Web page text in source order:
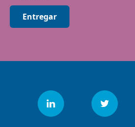
Entregar